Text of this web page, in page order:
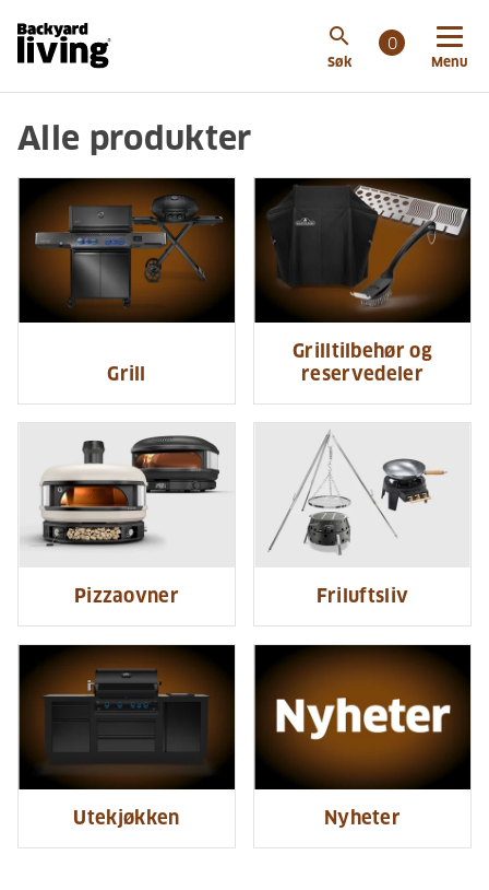
search
Søk
0
Menu
Alle produkter
Grill
Grilltilbehør og
reservedeler
Pizzaovner Friluftsliv
Utekjøkken Nyheter